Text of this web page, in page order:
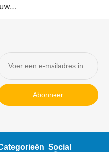
Abonneer
Social